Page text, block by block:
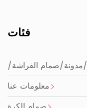
فئات
/مدونة/صمام الفراشة/
معلومات عنا